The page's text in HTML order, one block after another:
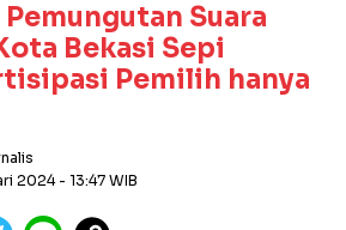
Pemungutan Suara
Bekasi Sepi
Pemilih hanya
2024- 13:47 WIB